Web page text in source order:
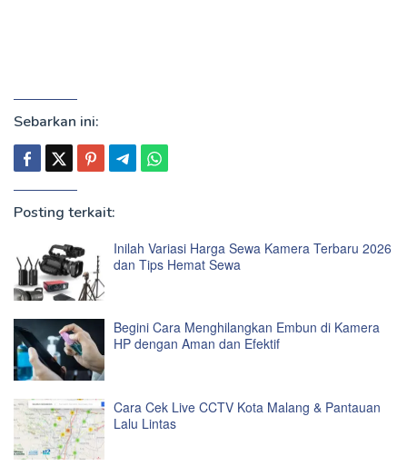
Sebarkan ini:
Posting terkait:
Inilah Variasi Harga Sewa Kamera Terbaru 2026
dan Tips Hemat Sewa
Begini Cara Menghilangkan Embun di Kamera
HP dengan Aman dan Efektif
Cara Cek Live CCTV Kota Malang & Pantauan
Lalu Lintas